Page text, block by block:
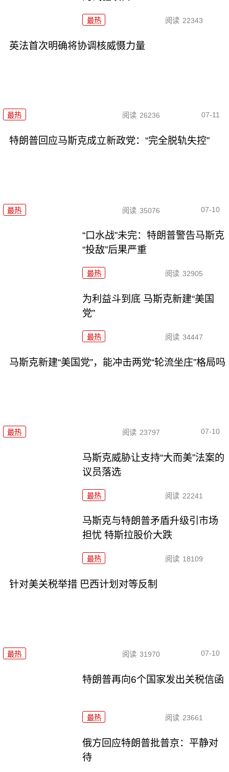
最热 阅读 22343
英法首次明确将协调核威慑力量
最热 阅读 26236 07-11
特朗普回应马斯克成立新政党：“完全脱轨失控”
最热 阅读 35076 07-10
“口水战”未完：特朗普警告马斯克
“投敌”后果严重
最热 阅读 32905
为利益斗到底 马斯克新建“美国
党”
最热 阅读 34447
马斯克新建“美国党”，能冲击两党“轮流坐庄”格局吗
最热 阅读 23797 07-10
马斯克威胁让支持“大而美”法案的
议员落选
最热 阅读 22241
马斯克与特朗普矛盾升级引市场
担忧 特斯拉股价大跌
最热 阅读 18109
针对美关税举措 巴西计划对等反制
最热 阅读 31970 07-10
特朗普再向6个国家发出关税信函
最热 阅读 23661
俄方回应特朗普批普京：平静对
待